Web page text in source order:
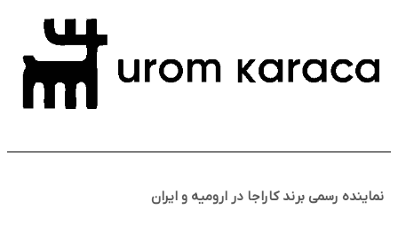
نماینده رسمی برند کاراجا در ارومیه و ایران